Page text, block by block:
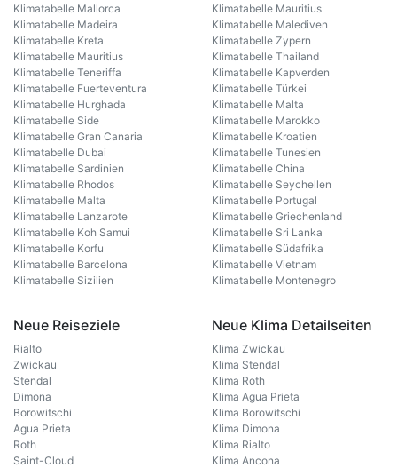
Klimatabelle Mallorca
Klimatabelle Madeira
Klimatabelle Kreta
Klimatabelle Mauritius
Klimatabelle Teneriffa
Klimatabelle Fuerteventura
Klimatabelle Hurghada
Klimatabelle Side
Klimatabelle Gran Canaria
Klimatabelle Dubai
Klimatabelle Sardinien
Klimatabelle Rhodos
Klimatabelle Malta
Klimatabelle Lanzarote
Klimatabelle Koh Samui
Klimatabelle Korfu
Klimatabelle Barcelona
Klimatabelle Sizilien
Klimatabelle Mauritius
Klimatabelle Malediven
Klimatabelle Zypern
Klimatabelle Thailand
Klimatabelle Kapverden
Klimatabelle Türkei
Klimatabelle Malta
Klimatabelle Marokko
Klimatabelle Kroatien
Klimatabelle Tunesien
Klimatabelle China
Klimatabelle Seychellen
Klimatabelle Portugal
Klimatabelle Griechenland
Klimatabelle Sri Lanka
Klimatabelle Südafrika
Klimatabelle Vietnam
Klimatabelle Montenegro
Neue Reiseziele
Rialto
Zwickau
Stendal
Dimona
Borowitschi
Agua Prieta
Roth
Saint-Cloud
Neue Klima Detailseiten
Klima Zwickau
Klima Stendal
Klima Roth
Klima Agua Prieta
Klima Borowitschi
Klima Dimona
Klima Rialto
Klima Ancona